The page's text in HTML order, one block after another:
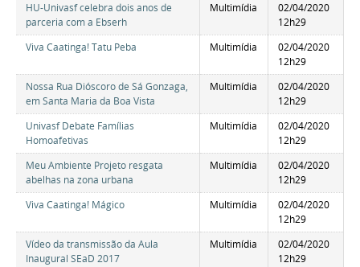
HU-Univasf celebra dois anos de
parceria com a Ebserh
Multimídia
02/04/2020
12h29
Viva Caatinga! Tatu Peba
Multimídia
02/04/2020
12h29
Nossa Rua Dióscoro de Sá Gonzaga,
em Santa Maria da Boa Vista
Multimídia
02/04/2020
12h29
Univasf Debate Famílias
Homoafetivas
Multimídia
02/04/2020
12h29
Meu Ambiente Projeto resgata
abelhas na zona urbana
Multimídia
02/04/2020
12h29
Viva Caatinga! Mágico
Multimídia
02/04/2020
12h29
Vídeo da transmissão da Aula
Inaugural SEaD 2017
Multimídia
02/04/2020
12h29